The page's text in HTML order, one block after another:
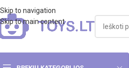
Skip to navigation
Skip to main content